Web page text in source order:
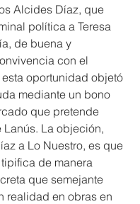
Alcides Díaz, que
política a Teresa
de buena y
con el
oportunidad objetó
mediante un bono
que pretende
Lanús. La objeción,
a Lo Nuestro, es que
de manera
que semejante
realidad en obras en